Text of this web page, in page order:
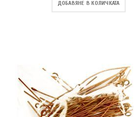
ДОБАВЯНЕ В КОЛИЧКАТА